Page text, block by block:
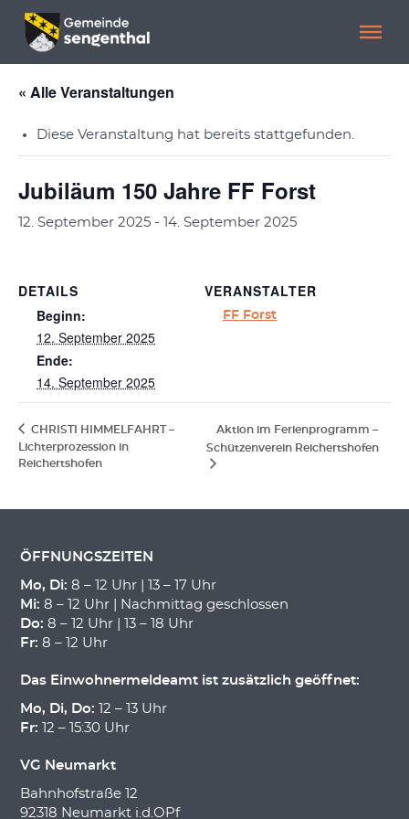
Menü überspringen
Menü überspringen
« Alle Veranstaltungen
Diese Veranstaltung hat bereits stattgefunden.
Jubiläum 150 Jahre FF Forst
12. September 2025 - 14. September 2025
DETAILS
Beginn:
12. September 2025
Ende:
14. September 2025
VERANSTALTER
FF Forst
CHRISTI HIMMELFAHRT –
Lichterprozession in
Reichertshofen
Aktion im Ferienprogramm –
Schützenverein Reichertshofen
ÖFFNUNGSZEITEN
Mo, Di: 8 – 12 Uhr | 13 – 17 Uhr
Mi: 8 – 12 Uhr | Nachmittag geschlossen
Do: 8 – 12 Uhr | 13 – 18 Uhr
Fr: 8 – 12 Uhr
Das Einwohnermeldeamt ist zusätzlich geöffnet:
Mo, Di, Do: 12 – 13 Uhr
Fr: 12 – 15:30 Uhr
VG Neumarkt
Bahnhofstraße 12
92318 Neumarkt i.d.OPf